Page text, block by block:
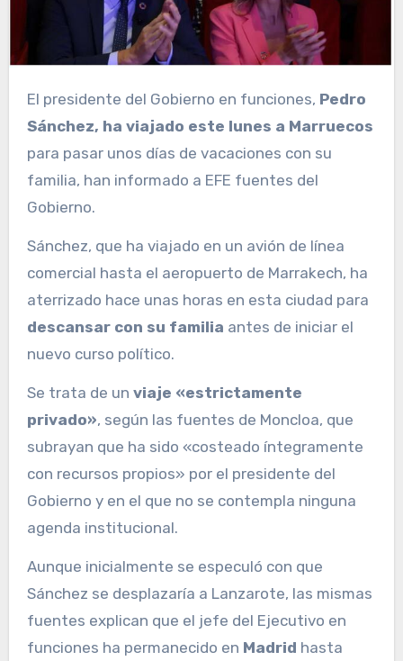
El presidente del Gobierno en funciones, Pedro
Sánchez, ha viajado este lunes a Marruecos
para pasar unos días de vacaciones con su
familia, han informado a EFE fuentes del
Gobierno.
Sánchez, que ha viajado en un avión de línea
comercial hasta el aeropuerto de Marrakech, ha
aterrizado hace unas horas en esta ciudad para
descansar con su familia antes de iniciar el
nuevo curso político.
Se trata de un viaje «estrictamente
privado», según las fuentes de Moncloa, que
subrayan que ha sido «costeado íntegramente
con recursos propios» por el presidente del
Gobierno y en el que no se contempla ninguna
agenda institucional.
Aunque inicialmente se especuló con que
Sánchez se desplazaría a Lanzarote, las mismas
fuentes explican que el jefe del Ejecutivo en
funciones ha permanecido en Madrid hasta